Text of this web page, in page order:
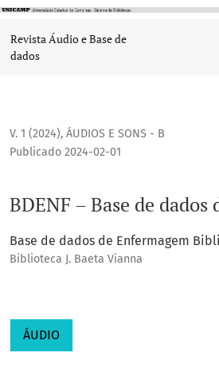
Revista Áudio e Base de
dados
V. 1 (2024), ÁUDIOS E SONS - B
BDENF – Base de
Publicado 2024-02-01
Base de dados de Enfermagem
Biblioteca J. Baeta Vianna
ÁUDIO